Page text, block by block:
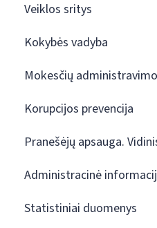
Veiklos sritys
Kokybės vadyba
Mokesčių
Korupcijos prevencija
Pranešėjų apsauga.
Administracinė
Statistiniai duomenys